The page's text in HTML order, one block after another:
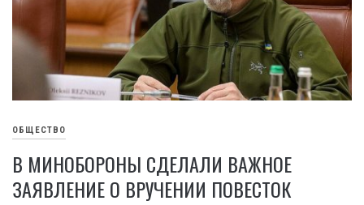
ОБЩЕСТВО
В МИНОБОРОНЫ СДЕЛАЛИ ВАЖНОЕ
ЗАЯВЛЕНИЕ О ВРУЧЕНИИ ПОВЕСТОК